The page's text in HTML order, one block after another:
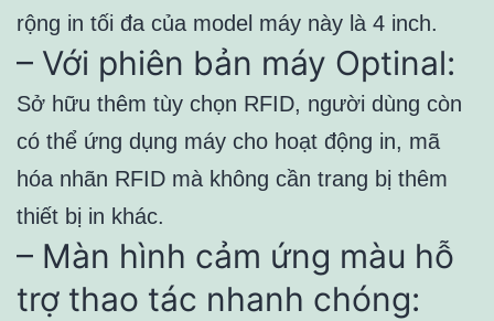
rộng in tối đa của model máy này là 4 inch.
– Với phiên bản máy Optinal:
Sở hữu thêm tùy chọn RFID, người dùng còn
có thể ứng dụng máy cho hoạt động in, mã
hóa nhãn RFID mà không cần trang bị thêm
thiết bị in khác.
– Màn hình cảm ứng màu hỗ
trợ thao tác nhanh chóng: